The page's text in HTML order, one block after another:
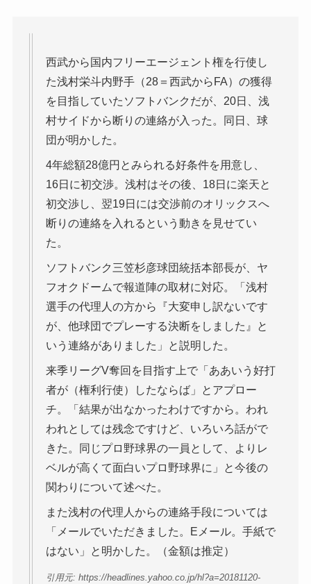
西武から国内フリーエージェント権を行使し
た浅村栄斗内野手（28＝西武からFA）の獲得
を目指していたソフトバンクだが、20日、浅
村サイドから断りの連絡が入った。同日、球
団が明かした。
4年総額28億円とみられる好条件を用意し、
16日に初交渉。浅村はその後、18日に楽天と
初交渉し、翌19日には交渉前のオリックスへ
断りの連絡を入れるという動きを見せてい
た。
ソフトバンク三笠杉彦球団統括本部長が、ヤ
フオクドームで報道陣の取材に対応。「浅村
選手の代理人の方から『大変申し訳ないです
が、他球団でプレーする決断をしました』と
いう連絡がありました」と説明した。
来季リーグV奪回を目指す上で「ああいう好打
者が（権利行使）したならば」とアプロー
チ。「結果が出なかったわけですから。われ
われとしては残念ですけど、いろいろ話がで
きた。同じプロ野球界の一員として、よりレ
ベルが高くて面白いプロ野球界に」と今後の
関わりについて述べた。
また浅村の代理人からの連絡手段については
「メールでいただきました。Eメール。手紙で
はない」と明かした。（金額は推定）
引用元: https://headlines.yahoo.co.jp/hl?a=20181120-